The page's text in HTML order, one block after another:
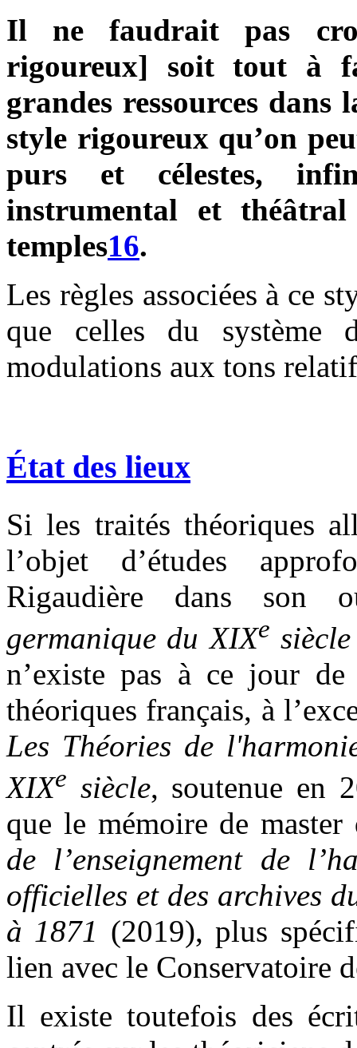
Il ne faudrait pas
rigoureux] soit tout à
grandes ressources dans
style rigoureux qu’on
purs et célestes,
instrumental et
temples16.
Les règles associées à ce
que celles du
modulations aux tons
État des lieux
Si les traités théoriques
l’objet d’études
Rigaudière dans son
germanique du XIXe
n’existe pas à ce jour
théoriques français, à
Les Théories de
XIXe siècle, soutenue en
que le mémoire de
de l’enseignement de
officielles et des archives
à 1871 (2019), plus
lien avec le Conservatoire
Il existe toutefois des